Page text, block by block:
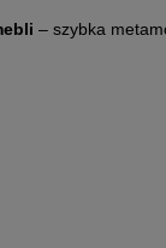
– szybka